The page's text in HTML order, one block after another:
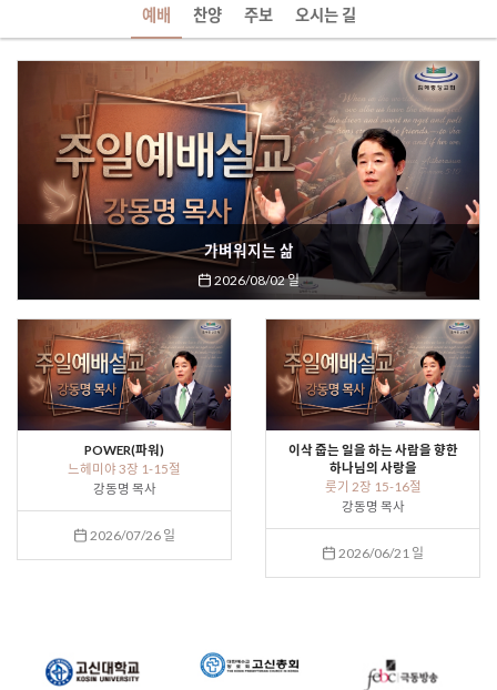
예배 찬양 주보 오시는 길
가벼워지는 삶
2026/08/02 일
POWER(파워)
느헤미야 3장 1-15절
강동명 목사
2026/07/26 일
이삭 줍는 일을 하는 사람을 향한
하나님의 사랑을
룻기 2장 15-16절
강동명 목사
2026/06/21 일